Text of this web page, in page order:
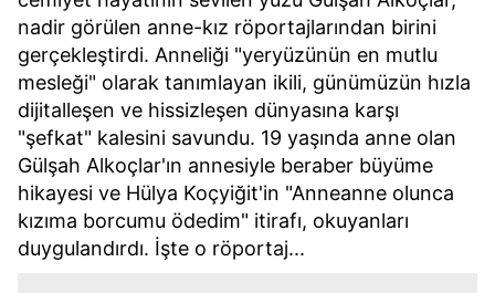
nadir görülen anne-kız röportajlarından birini
gerçekleştirdi. Anneliği "yeryüzünün en mutlu
mesleği" olarak tanımlayan ikili, günümüzün hızla
dijitalleşen ve hissizleşen dünyasına karşı
"şefkat" kalesini savundu. 19 yaşında anne olan
Gülşah Alkoçlar'ın annesiyle beraber büyüme
hikayesi ve Hülya Koçyiğit'in "Anneanne olunca
kızıma borcumu ödedim" itirafı, okuyanları
duygulandırdı. İşte o röportaj...